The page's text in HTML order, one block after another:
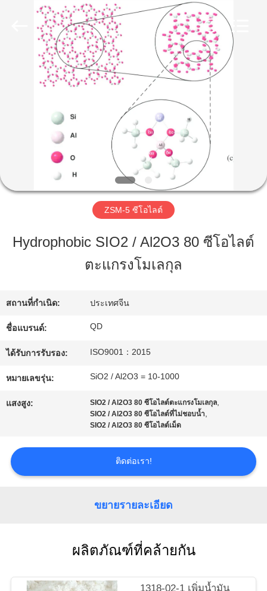
กับ
ควบคุม
คุณภาพ
ติดต่อ
ข่าว
ZSM-5 ซีโอไลต์
Hydrophobic SIO2 / Al2O3 80 ซีโอไลต์
ตะแกรงโมเลกุล
สถานที่กำเนิด: ประเทศจีน
ชื่อแบรนด์: QD
ได้รับการรับรอง: ISO9001：2015
หมายเลขรุ่น: SiO2 / Al2O3 = 10-1000
แสงสูง: SIO2 / Al2O3 80 ซีโอไลต์ตะแกรงโมเลกุล,
SIO2 / Al2O3 80 ซีโอไลต์ที่ไม่ชอบน้ำ,
SIO2 / Al2O3 80 ซีโอไลต์เม็ด
ติดต่อเรา!
ขยายรายละเอียด
ผลิตภัณฑ์ที่คล้ายกัน
1318-02-1 เพิ่มน้ำมัน